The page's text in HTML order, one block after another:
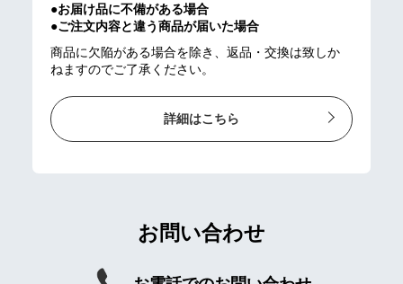
●お届け品に不備がある場合
●ご注文内容と違う商品が届いた場合
商品に欠陥がある場合を除き、返品・交換は致しか
ねますのでご了承ください。
詳細はこちら
お問い合わせ